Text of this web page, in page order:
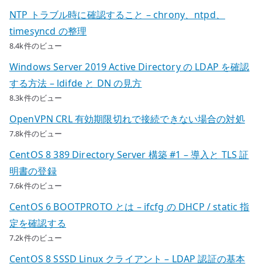
NTP トラブル時に確認すること – chrony、ntpd、
timesyncd の整理
8.4k件のビュー
Windows Server 2019 Active Directory の LDAP を確認
する方法 – ldifde と DN の見方
8.3k件のビュー
OpenVPN CRL 有効期限切れで接続できない場合の対処
7.8k件のビュー
CentOS 8 389 Directory Server 構築 #1 – 導入と TLS 証
明書の登録
7.6k件のビュー
CentOS 6 BOOTPROTO とは – ifcfg の DHCP / static 指
定を確認する
7.2k件のビュー
CentOS 8 SSSD Linux クライアント – LDAP 認証の基本